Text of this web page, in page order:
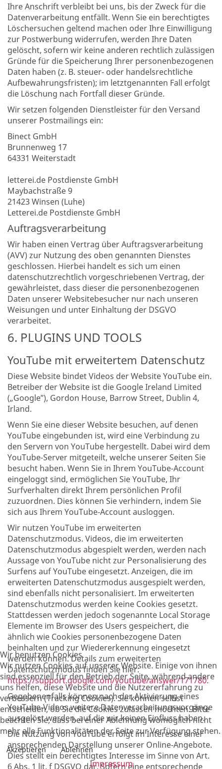
Ihre Anschrift verbleibt bei uns, bis der Zweck für die
Datenverarbeitung entfällt. Wenn Sie ein berechtigtes
Löschersuchen geltend machen oder Ihre Einwilligung
zur Postwerbung widerrufen, werden Ihre Daten
gelöscht, sofern wir keine anderen rechtlich zulässigen
Gründe für die Speicherung Ihrer personenbezogenen
Daten haben (z. B. steuer- oder handelsrechtliche
Aufbewahrungsfristen); im letztgenannten Fall erfolgt
die Löschung nach Fortfall dieser Gründe.
Wir setzen folgenden Dienstleister für den Versand
unserer Postmailings ein:
Binect GmbH
Brunnenweg 17
64331 Weiterstadt
letterei.de Postdienste GmbH
Maybachstraße 9
21423 Winsen (Luhe)
Letterei.de Postdienste GmbH
Auftragsverarbeitung
Wir haben einen Vertrag über Auftragsverarbeitung
(AVV) zur Nutzung des oben genannten Dienstes
geschlossen. Hierbei handelt es sich um einen
datenschutzrechtlich vorgeschriebenen Vertrag, der
gewährleistet, dass dieser die personenbezogenen
Daten unserer Websitebesucher nur nach unseren
Weisungen und unter Einhaltung der DSGVO
verarbeitet.
6. PLUGINS UND TOOLS
YouTube mit erweitertem Datenschutz
Diese Website bindet Videos der Website YouTube ein.
Betreiber der Website ist die Google Ireland Limited
(„Google”), Gordon House, Barrow Street, Dublin 4,
Irland.
Wenn Sie eine dieser Website besuchen, auf denen
YouTube eingebunden ist, wird eine Verbindung zu
den Servern von YouTube hergestellt. Dabei wird dem
YouTube-Server mitgeteilt, welche unserer Seiten Sie
besucht haben. Wenn Sie in Ihrem YouTube-Account
eingeloggt sind, ermöglichen Sie YouTube, Ihr
Surfverhalten direkt Ihrem persönlichen Profil
zuzuordnen. Dies können Sie verhindern, indem Sie
sich aus Ihrem YouTube-Account ausloggen.
Wir nutzen YouTube im erweiterten
Datenschutzmodus. Videos, die im erweiterten
Datenschutzmodus abgespielt werden, werden nach
Aussage von YouTube nicht zur Personalisierung des
Surfens auf YouTube eingesetzt. Anzeigen, die im
erweiterten Datenschutzmodus ausgespielt werden,
sind ebenfalls nicht personalisiert. Im erweiterten
Datenschutzmodus werden keine Cookies gesetzt.
Stattdessen werden jedoch sogenannte Local Storage
Elemente im Browser des Users gespeichert, die
ähnlich wie Cookies personenbezogene Daten
beinhalten und zur Wiedererkennung eingesetzt
werden können. Details zum erweiterten
Datenschutzmodus finden Sie hier:
https://support.google.com/youtube/answer/171780.
Gegebenenfalls können nach der Aktivierung eines
YouTube-Videos weitere Datenverarbeitungsvorgänge
ausgelöst werden, auf die wir keinen Einfluss haben.
Die Nutzung von YouTube erfolgt im Interesse einer
ansprechenden Darstellung unserer Online-Angebote.
Dies stellt ein berechtigtes Interesse im Sinne von Art.
6 Abs. 1 lit. f DSGVO dar. Sofern eine entsprechende
Wir benutzen Cookies
Wir nutzen Cookies auf unserer Website. Einige von ihnen
sind essenziell für den Betrieb der Seite, während andere
uns helfen, diese Website und die Nutzererfahrung zu
verbessern (Tracking Cookies). Sie können selbst
entscheiden, ob Sie die Cookies zulassen möchten. Bitte
beachten Sie, dass bei einer Ablehnung womöglich nicht
mehr alle Funktionalitäten der Seite zur Verfügung stehen.
Akzeptieren Ablehnen
Impressum